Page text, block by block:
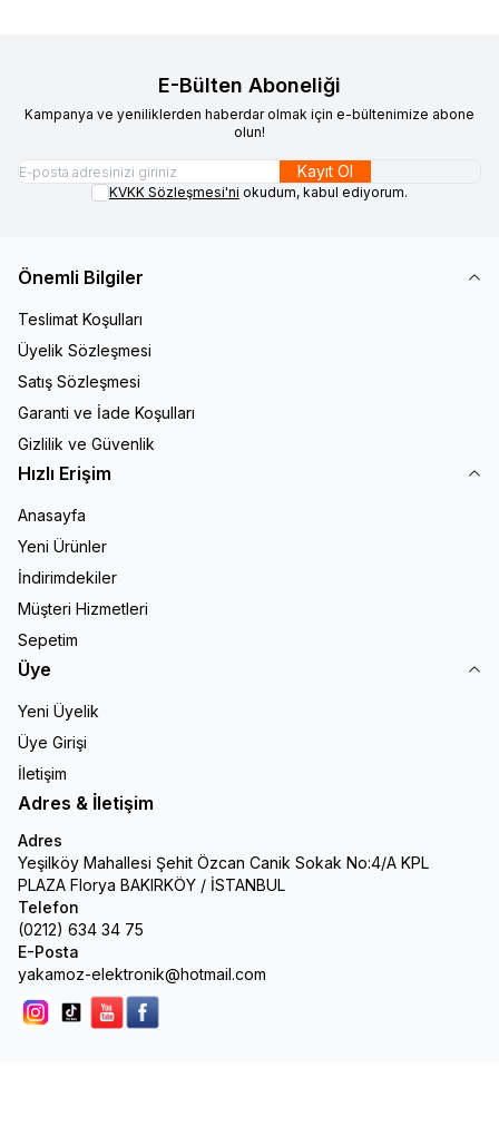
E-Bülten Aboneliği
Kampanya ve yeniliklerden haberdar olmak için e-bültenimize abone
olun!
Kayıt Ol
KVKK Sözleşmesi'ni okudum, kabul ediyorum.
Önemli Bilgiler
Teslimat Koşulları
Üyelik Sözleşmesi
Satış Sözleşmesi
Garanti ve İade Koşulları
Gizlilik ve Güvenlik
Hızlı Erişim
Anasayfa
Yeni Ürünler
İndirimdekiler
Müşteri Hizmetleri
Sepetim
Üye
Yeni Üyelik
Üye Girişi
İletişim
Adres & İletişim
Adres
Yeşilköy Mahallesi Şehit Özcan Canik Sokak No:4/A KPL
PLAZA Florya BAKIRKÖY / İSTANBUL
Telefon
(0212) 634 34 75
E-Posta
yakamoz-elektronik@hotmail.com
Instagram
Tik Tokyoutubefacebook